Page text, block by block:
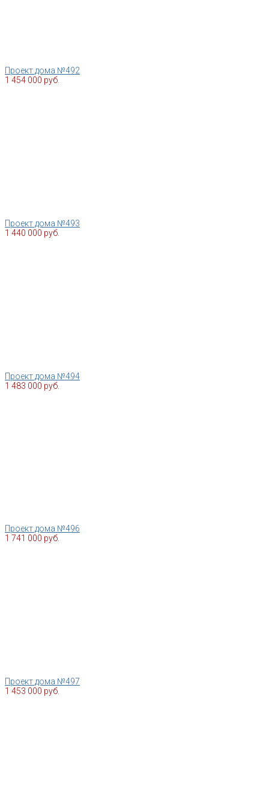
Проект дома №492
1 454 000 руб.
Проект дома №493
1 440 000 руб.
Проект дома №494
1 483 000 руб.
Проект дома №496
1 741 000 руб.
Проект дома №497
1 453 000 руб.